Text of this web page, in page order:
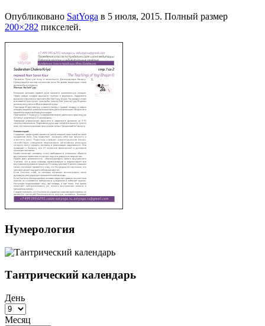
Опубликовано SatYoga в 5 июля, 2015. Полный размер
200×282 пикселей.
Нумерология
Тантрический календарь
День
Месяц